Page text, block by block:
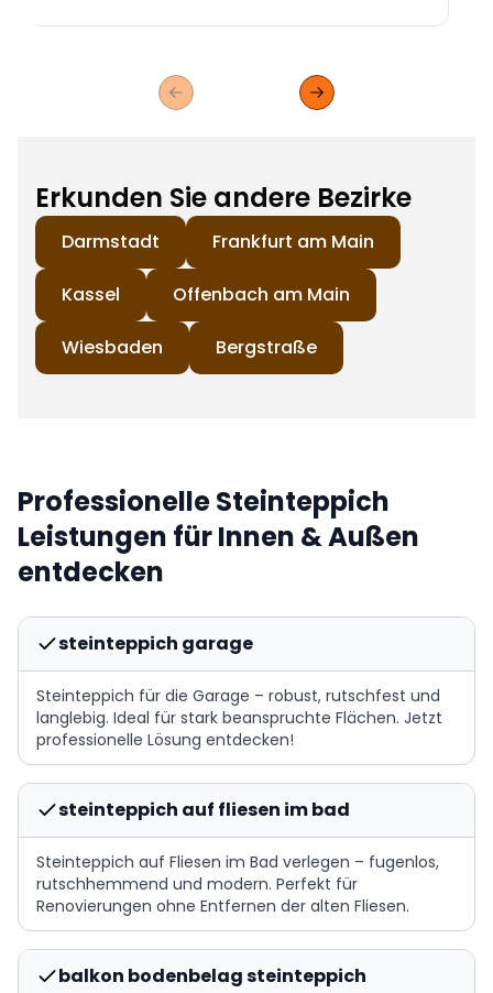
Previous slide Next slide
Erkunden Sie andere Bezirke
Darmstadt Frankfurt am Main
Kassel Offenbach am Main
Wiesbaden Bergstraße
Professionelle Steinteppich
Leistungen für Innen & Außen
entdecken
steinteppich garage
Steinteppich für die Garage – robust, rutschfest und
langlebig. Ideal für stark beanspruchte Flächen. Jetzt
professionelle Lösung entdecken!
steinteppich auf fliesen im bad
Steinteppich auf Fliesen im Bad verlegen – fugenlos,
rutschhemmend und modern. Perfekt für
Renovierungen ohne Entfernen der alten Fliesen.
balkon bodenbelag steinteppich